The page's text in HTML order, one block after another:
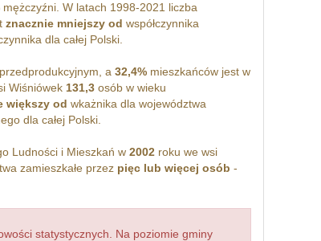
mężczyźni. W latach 1998-2021 liczba
znacznie mniejszy od współczynnika
dla całej Polski.
a 32,4%mieszkańców jest w
Wiśniówek 131,3osób w wieku
większy od wkażnika dla województwa
dla całej Polski.
Ludności i Mieszkań w 2002roku we wsi
zamieszkałe przez pięc lub więcej osób -
statystycznych. Na poziomie gminy